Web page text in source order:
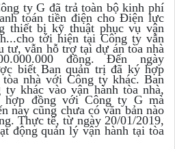
ty G đã trả toàn bộ kinh phí
toán tiền điện cho Điện lực
thiết bị kỹ thuật phục vụ vận
tới hiện tại Công ty vẫn
tư, vẫn hỗ trợ tại dự án tòa nhà
đồng. Đến ngày
biết Ban quản trị đã ký hợp
nhà với Công ty khác. Ban
khác vào vận hành tòa nhà,
hợp đồng với Công ty G mà
nay cũng chưa có văn bản nào
Thực tế, từ ngày 20/01/2019,
động quản lý vận hành tại tòa